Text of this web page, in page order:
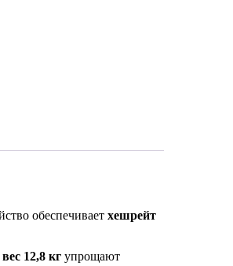
обеспечивает хешрейт
12,8 кг упрощают